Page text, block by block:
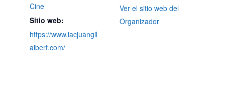
Cine
Sitio web:
https://www.iacjuangil
albert.com/
Ver el sitio web del
Organizador